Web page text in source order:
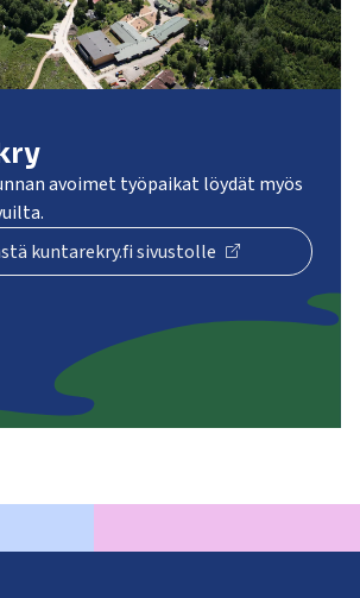
avoimet työpaikat löydät myös
kuntarekry.fi sivustolle